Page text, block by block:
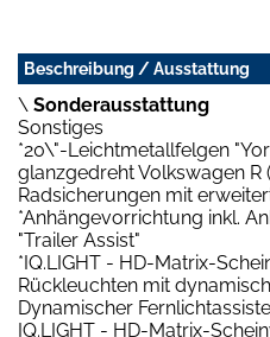
Beschreibung / Ausstattung
\ Sonderausstattung
Sonstiges
*20\"-Leichtmetallfelgen
glanzgedreht Volkswagen R
Radsicherungen mit
*Anhängevorrichtung inkl.
"Trailer Assist"
*IQ.LIGHT - HD-Matrix-
Rückleuchten mit
Dynamischer
IQ.LIGHT - HD-Matrix-